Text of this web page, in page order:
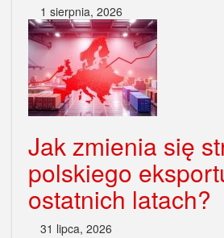
1 sierpnia, 2026
Jak zmienia się
polskiego
ostatnich latach?
31 lipca, 2026